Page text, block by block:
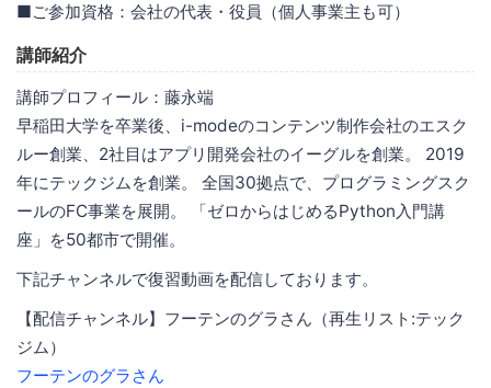
■ご参加資格：会社の代表・役員（個人事業主も可）
講師紹介
講師プロフィール：藤永端
早稲田大学を卒業後、i-modeのコンテンツ制作会社のエスク
ルー創業、2社目はアプリ開発会社のイーグルを創業。 2019
年にテックジムを創業。 全国30拠点で、プログラミングスク
ールのFC事業を展開。 「ゼロからはじめるPython入門講
座」を50都市で開催。
下記チャンネルで復習動画を配信しております。
【配信チャンネル】フーテンのグラさん（再生リスト:テック
ジム）
フーテンのグラさん